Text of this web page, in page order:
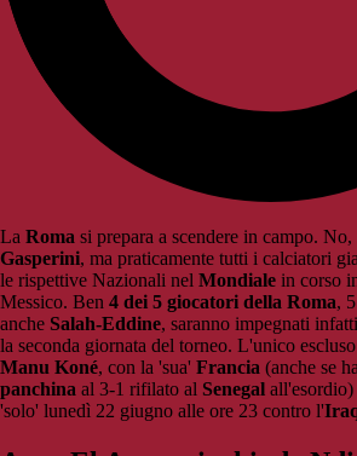
La Roma si prepara a scendere in campo.
Gasperini, ma praticamente tutti i calciatori
le rispettive Nazionali nel Mondiale in corso
Messico. Ben 4 dei 5 giocatori della Roma,
anche Salah-Eddine, saranno impegnati
la seconda giornata del torneo. L'unico
Manu Koné, con la 'sua' Francia (anche se
panchina al 3-1 rifilato al Senegal all'esordio)
'solo' lunedì 22 giugno alle ore 23 contro l'